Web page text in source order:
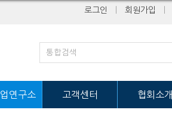
로그인 회원가입
연구소 고객센터 협회소개